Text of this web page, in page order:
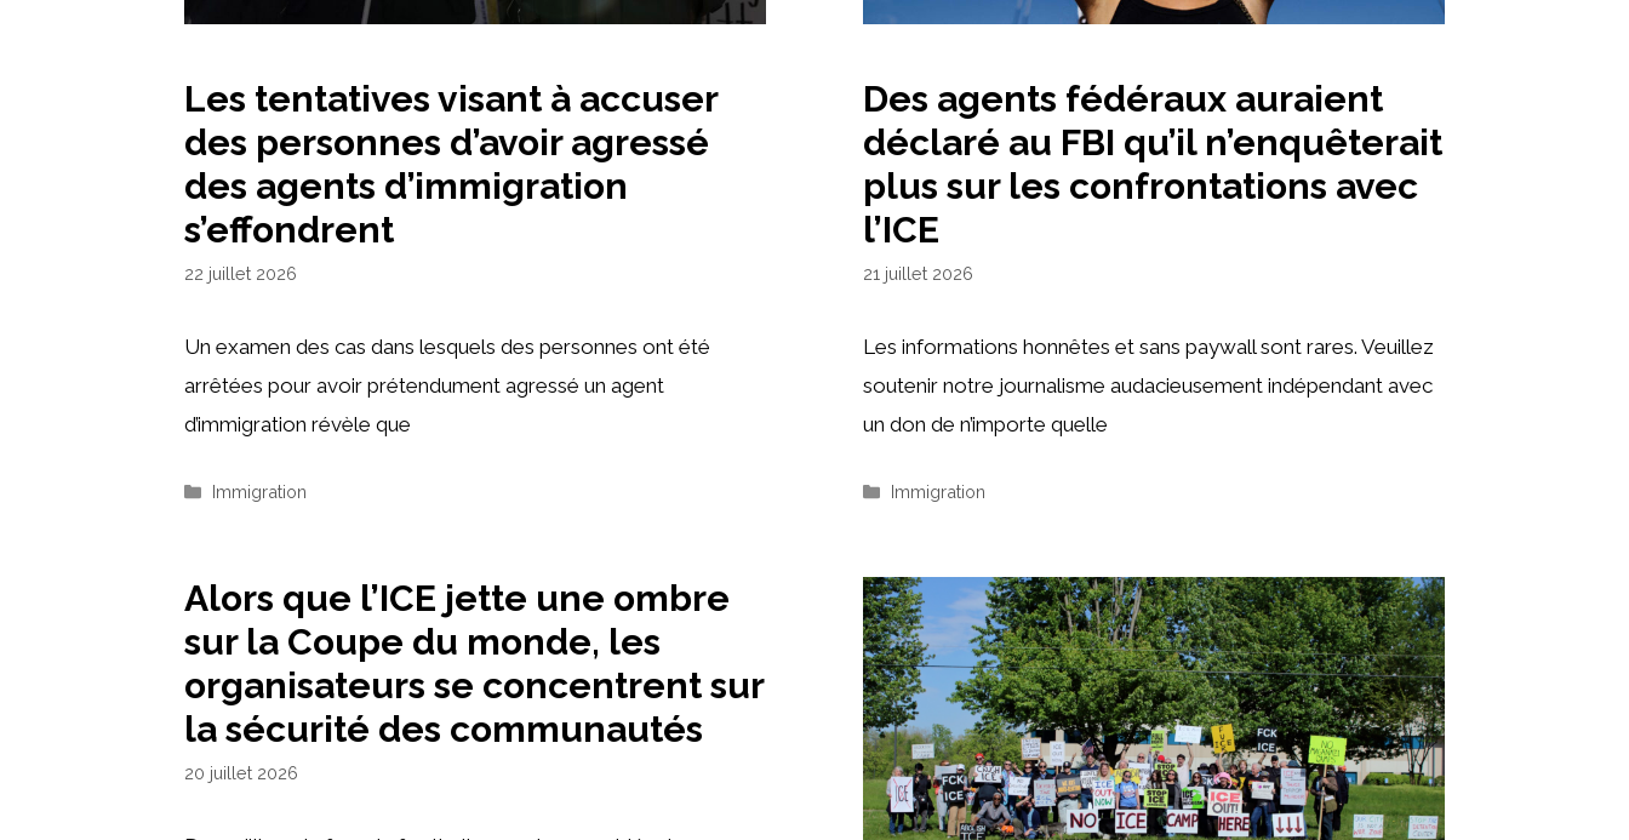
Les tentatives visant à accuser
des personnes d’avoir agressé
des agents d’immigration
s’effondrent
22 juillet 2026
Un examen des cas dans lesquels des personnes ont été
arrêtées pour avoir prétendument agressé un agent
d’immigration révèle que
Catégories
Immigration
Des agents fédéraux auraient
déclaré au FBI qu’il n’enquêterait
plus sur les confrontations avec
l’ICE
21 juillet 2026
Les informations honnêtes et sans paywall sont rares. Veuillez
soutenir notre journalisme audacieusement indépendant avec
un don de n’importe quelle
Catégories
Immigration
Alors que l’ICE jette une ombre
sur la Coupe du monde, les
organisateurs se concentrent sur
la sécurité des communautés
20 juillet 2026